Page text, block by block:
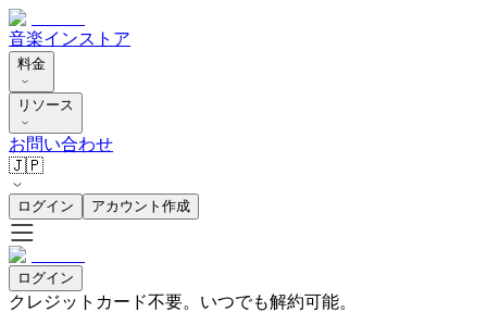
音楽インストア
料金
リソース
お問い合わせ
🇯🇵
ログイン アカウント作成
ログイン
クレジットカード不要。いつでも解約可能。